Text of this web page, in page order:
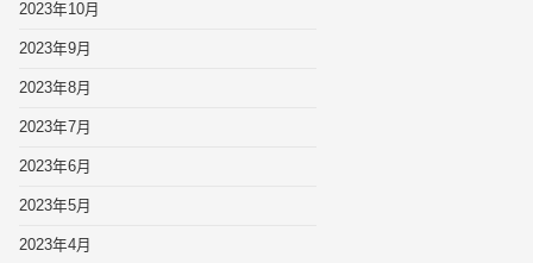
2023年10月
2023年9月
2023年8月
2023年7月
2023年6月
2023年5月
2023年4月